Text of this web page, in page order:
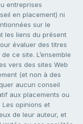
entreprises
en placement) ni
sur le
les liens du présent
évaluer des titres
ce site. L’ensemble
vers des sites Web
(et non à des
aucun conseil
aux placements ou
Les opinions et
de leur auteur, et